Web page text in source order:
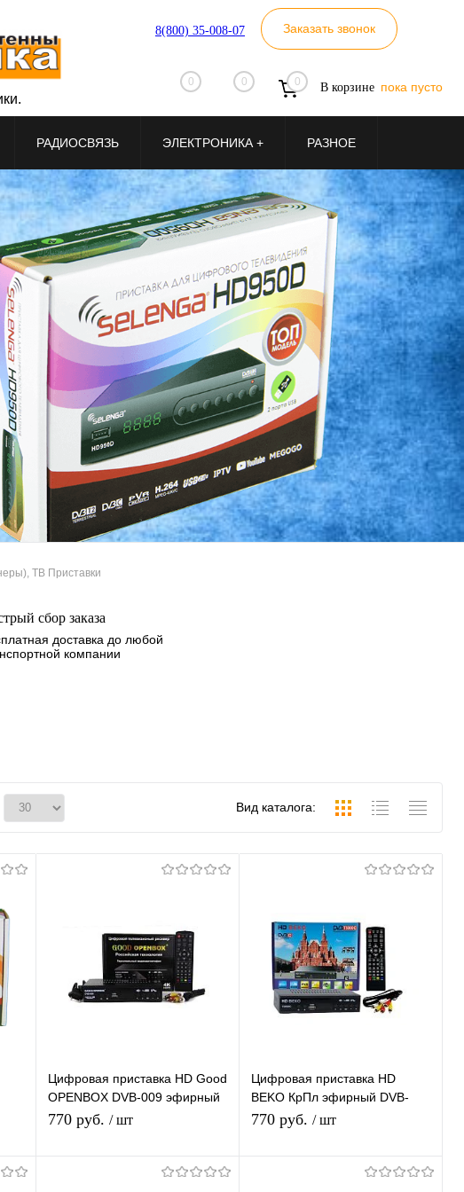
8(800) 35-008-07 Заказать звонок
0 0 0 В корзине пока пусто
РАДИОСВЯЗЬ ЭЛЕКТРОНИКА + РАЗНОЕ
ТВ Приставки
сбор заказа
доставка до любой
компании
Вид каталога:
Цифровая приставка HD Good
OPENBOX DVB-009 эфирный
DVB-T2/C приставка
медиаплеер
770 руб. / шт
Цифровая приставка HD
BEKO КрПл эфирный DVB-
T2/C тв ресивер TV-тюнер
770 руб. / шт